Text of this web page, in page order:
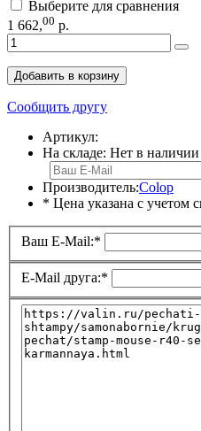
Выберите для сравнения
1 662,00 р.
Добавить в корзину
Сообщить другу
Артикул:
На складе: Нет в наличии
Производитель:Colop
* Цена указана с учетом
Ваш E-Mail:*
E-Mail друга:*